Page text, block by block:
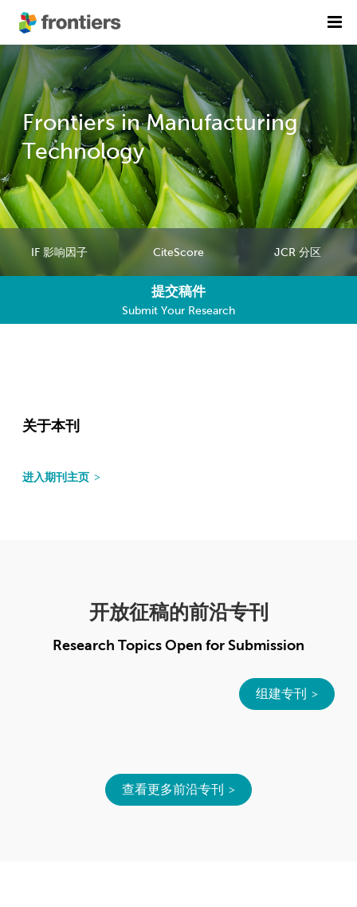
首页
期刊列表
精选潜力期刊
前沿专刊
科研诚信
出版费用
加入我们
Frontiers in Manufacturing
Technology
IF 影响因子 CiteScore JCR 分区
提交稿件
Submit Your Research
关于本刊
进入期刊主页
开放征稿的前沿专刊
Research Topics Open for Submission
组建专刊
查看更多前沿专刊